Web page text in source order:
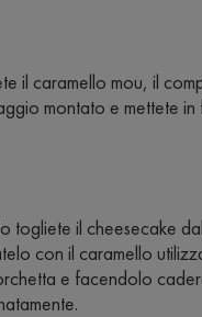
il caramello mou, il
montato e mettete
togliete il cheesecake
con il caramello
e facendolo